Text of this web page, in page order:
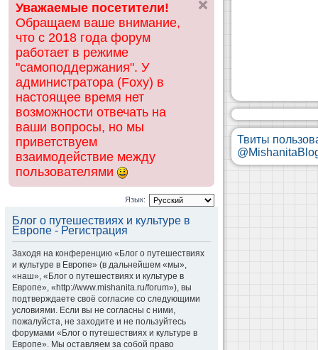
ск
Уважаемые посетители!
Обращаем ваше внимание,
что с 2018 года форум
работает в режиме
"самоподдержания". У
администратора (Foxy) в
настоящее время нет
возможности отвечать на
ваши вопросы, но мы
приветствуем
взаимодействие между
пользователями
Язык:
Блог о путешествиях и культуре в
Европе - Регистрация
Заходя на конференцию «Блог о путешествиях
и культуре в Европе» (в дальнейшем «мы»,
«наш», «Блог о путешествиях и культуре в
Европе», «http://www.mishanita.ru/forum»), вы
подтверждаете своё согласие со следующими
условиями. Если вы не согласны с ними,
пожалуйста, не заходите и не пользуйтесь
форумами «Блог о путешествиях и культуре в
Европе». Мы оставляем за собой право
Твиты